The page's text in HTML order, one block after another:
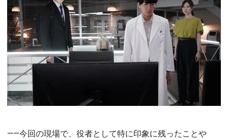
――今回の現場で、役者として特に印象に残ったことや